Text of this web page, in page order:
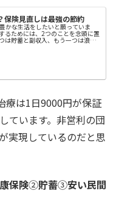
保険見直しは最強の節約
かな生活をしたいと願っていま
るためには、2つのことを念頭に置
は貯蓄と副収入、もう一つは浪費
「生命保険や医療保険」、「セコ
と、不安を解消するために支払う
す。・生活利便経費→「電気ガ
電話・通信費」「新聞代」「家
解消経費→「生命保険や医療保
費」「自...
療は1日9000円が保証
ています。非営利の団
実現しているのだと思
保険②貯蓄③安い民間